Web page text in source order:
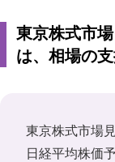
東京株式市
は、相場の
東京株式市場
日経平均株価